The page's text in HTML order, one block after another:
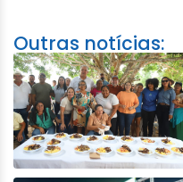
Outras notícias: